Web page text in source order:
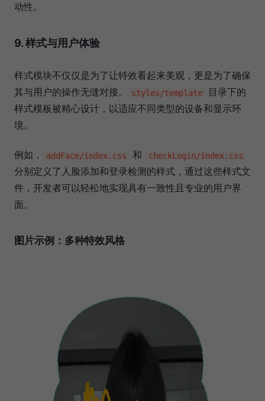
动性。
9. 样式与用户体验
样式模块不仅仅是为了让特效看起来美观，更是为了确保
其与用户的操作无缝对接。
styles/template
目录下的
样式模板被精心设计，以适应不同类型的设备和显示环
境。
例如， addFace/index.css 和 checkLogin/index.css
分别定义了人脸添加和登录检测的样式，通过这些样式文
件，开发者可以轻松地实现具有一致性且专业的用户界
面。
图片示例：多种特效风格